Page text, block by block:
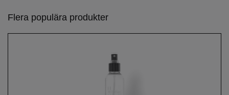
Flera populära produkter